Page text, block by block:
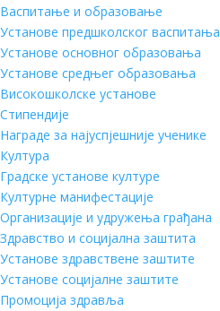
Васпитање и образовање
Установе предшколског васпитања
Установе основног образовања
Установе средњег образовања
Високошколске установе
Стипендије
Награде за најуспјешније ученике
Култура
Градске установе културе
Културне манифестације
Организације и удружења грађана
Здравство и социјална заштита
Установе здравствене заштите
Установе социјалне заштите
Промоција здравља